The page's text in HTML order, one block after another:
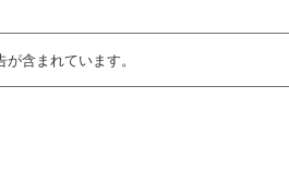
含まれています。